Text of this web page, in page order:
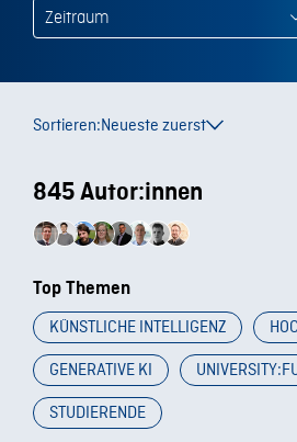
Sortieren:Neueste zuerst
845 Autor:innen
Top Themen
KÜNSTLICHE INTELLIGENZ
GENERATIVE KI
STUDIERENDE